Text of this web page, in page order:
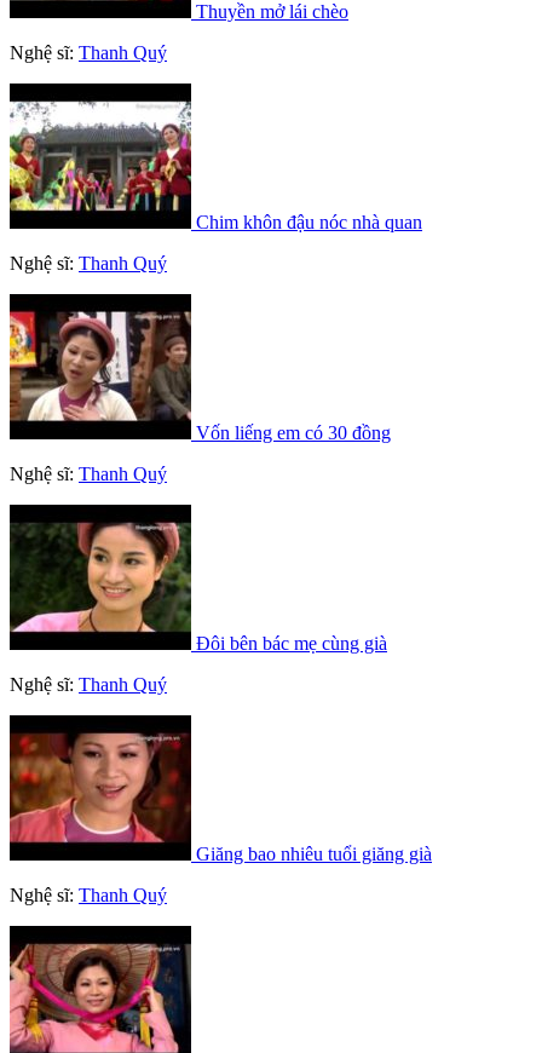
Thuyền mở lái chèo
Nghệ sĩ: Thanh Quý
Chim khôn đậu nóc nhà quan
Nghệ sĩ: Thanh Quý
Vốn liếng em có 30 đồng
Nghệ sĩ: Thanh Quý
Đôi bên bác mẹ cùng già
Nghệ sĩ: Thanh Quý
Giăng bao nhiêu tuổi giăng già
Nghệ sĩ: Thanh Quý